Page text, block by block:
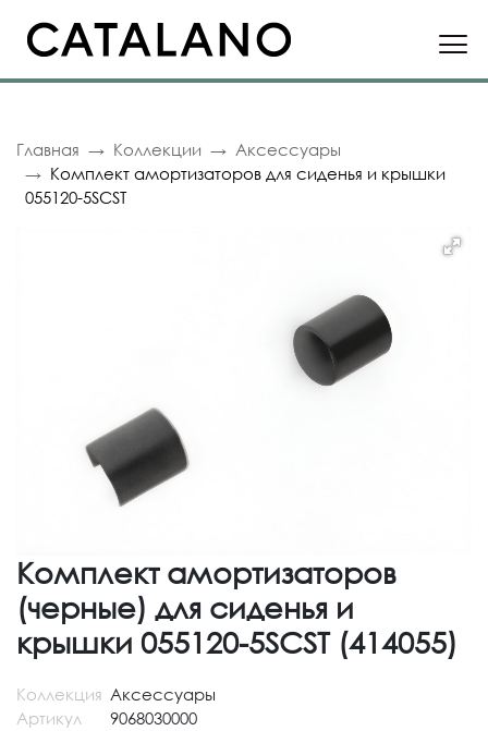
Главная Коллекции
Аксессуары
Комплект амортизаторов для сиденья и крышки
055120-5SCST
Комплект амортизаторов
(черные) для сиденья и
крышки 055120-5SCST (414055)
Коллекция Аксессуары
Артикул
9068030000